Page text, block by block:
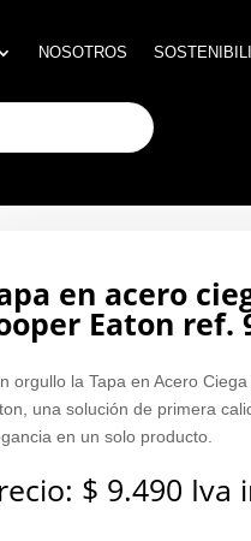
NOSOTROS
NOSOTROS
en acero
Eaton ref.
orgullo la Tapa en Acero
una solución de primera
en un solo producto.
$ 9.490 Iva